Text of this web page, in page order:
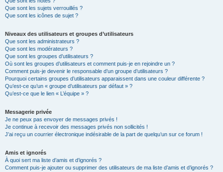
Que sont les sujets verrouillés ?
Que sont les icônes de sujet ?
Niveaux des utilisateurs et groupes d’utilisateurs
Que sont les administrateurs ?
Que sont les modérateurs ?
Que sont les groupes d’utilisateurs ?
Où sont les groupes d’utilisateurs et comment puis-je en rejoindre un ?
Comment puis-je devenir le responsable d’un groupe d’utilisateurs ?
Pourquoi certains groupes d’utilisateurs apparaissent dans une couleur différente ?
Qu’est-ce qu’un « groupe d’utilisateurs par défaut » ?
Qu’est-ce que le lien « L’équipe » ?
Messagerie privée
Je ne peux pas envoyer de messages privés !
Je continue à recevoir des messages privés non sollicités !
J’ai reçu un courrier électronique indésirable de la part de quelqu’un sur ce forum !
Amis et ignorés
À quoi sert ma liste d’amis et d’ignorés ?
Comment puis-je ajouter ou supprimer des utilisateurs de ma liste d’amis et d’ignorés ?